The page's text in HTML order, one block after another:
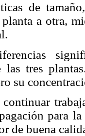
de
a otra,
las tres
su
para
de buena